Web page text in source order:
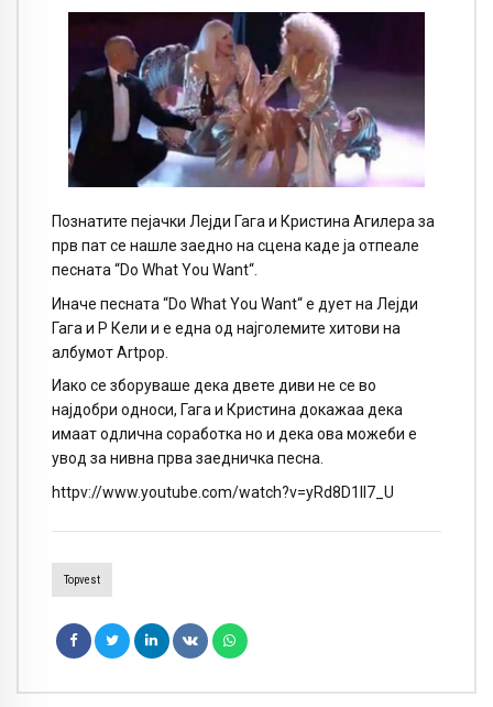
Познатите пејачки Лејди Гага и Кристина Агилера за
прв пат се нашле заедно на сцена каде ја отпеале
песната “Do What You Want“.
Иначе песната “Do What You Want“е дует на Лејди
Гага и Р Кели и е една од најголемите хитови на
албумотArtpop.
Иако се зборуваше дека двете диви не се во
најдобри односи, Гага и Кристина докажаа дека
имаат одлична соработка но и дека ова можеби е
увод за нивна прва заедничка песна.
httpv://www.youtube.com/watch?v=yRd8D1ll7_U
Topvest